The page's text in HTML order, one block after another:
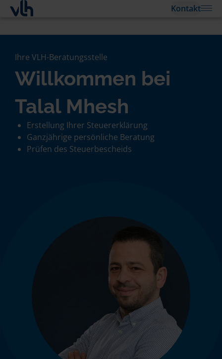
Kontakt
Ihre VLH-Beratungsstelle
Willkommen bei
Talal Mhesh
Erstellung Ihrer Steuererklärung
Ganzjährige persönliche Beratung
Prüfen des Steuerbescheids